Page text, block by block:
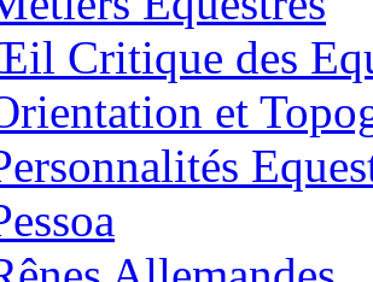
Critique des
et